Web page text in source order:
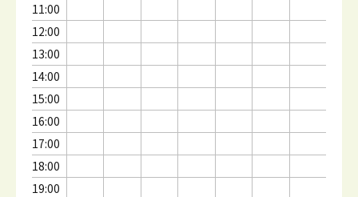
11:00
12:00
13:00
14:00
15:00
16:00
17:00
18:00
19:00